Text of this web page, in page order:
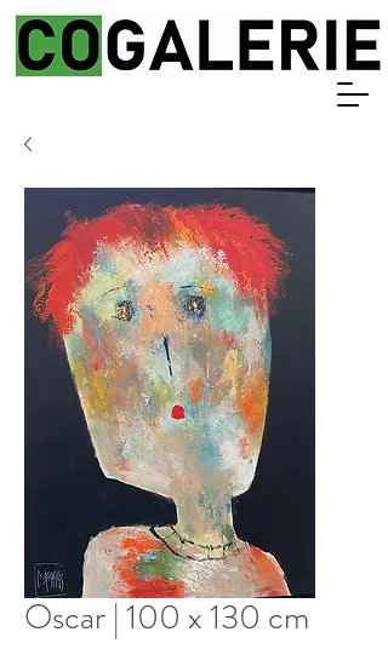
Oscar | 100 x 130 cm